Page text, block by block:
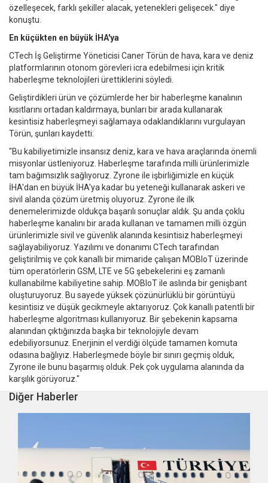
özelleşecek, farklı şekiller alacak, yetenekleri gelişecek." diye
konuştu.
En küçükten en büyük İHA'ya
CTech İş Geliştirme Yöneticisi Caner Törün de hava, kara ve deniz
platformlarının otonom görevleri icra edebilmesi için kritik
haberleşme teknolojileri ürettiklerini söyledi.
Geliştirdikleri ürün ve çözümlerde her bir haberleşme kanalının
kısıtlarını ortadan kaldırmaya, bunları bir arada kullanarak
kesintisiz haberleşmeyi sağlamaya odaklandıklarını vurgulayan
Törün, şunları kaydetti:
"Bu kabiliyetimizle insansız deniz, kara ve hava araçlarında önemli
misyonlar üstleniyoruz. Haberleşme tarafında milli ürünlerimizle
tam bağımsızlık sağlıyoruz. Zyrone ile işbirliğimizle en küçük
İHA'dan en büyük İHA'ya kadar bu yeteneği kullanarak askeri ve
sivil alanda çözüm üretmiş oluyoruz. Zyrone ile ilk
denemelerimizde oldukça başarılı sonuçlar aldık. Şu anda çoklu
haberleşme kanalını bir arada kullanan ve tamamen milli özgün
ürünlerimizle sivil ve güvenlik alanında kesintisiz haberleşmeyi
sağlayabiliyoruz. Yazılımı ve donanımı CTech tarafından
geliştirilmiş ve çok kanallı bir mimaride çalışan MOBIoT üzerinde
tüm operatörlerin GSM, LTE ve 5G şebekelerini eş zamanlı
kullanabilme kabiliyetine sahip. MOBIoT ile aslında bir genişbant
oluşturuyoruz. Bu sayede yüksek çözünürlüklü bir görüntüyü
kesintisiz ve düşük gecikmeyle aktarıyoruz. Çok kanallı patentli bir
haberleşme algoritması kullanıyoruz. Bir şebekenin kapsama
alanından çıktığınızda başka bir teknolojiyle devam
edebiliyorsunuz. Enerjinin el verdiği ölçüde tamamen komuta
odasına bağlıyız. Haberleşmede böyle bir sınırı geçmiş olduk,
Zyrone ile bunu başarmış olduk. Pek çok uygulama alanında da
karşılık görüyoruz."
Diğer Haberler